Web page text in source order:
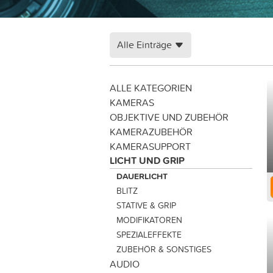
Alle Einträge
ALLE KATEGORIEN
KAMERAS
OBJEKTIVE UND ZUBEHÖR
KAMERAZUBEHÖR
KAMERASUPPORT
LICHT UND GRIP
DAUERLICHT
BLITZ
STATIVE & GRIP
MODIFIKATOREN
SPEZIALEFFEKTE
ZUBEHÖR & SONSTIGES
AUDIO